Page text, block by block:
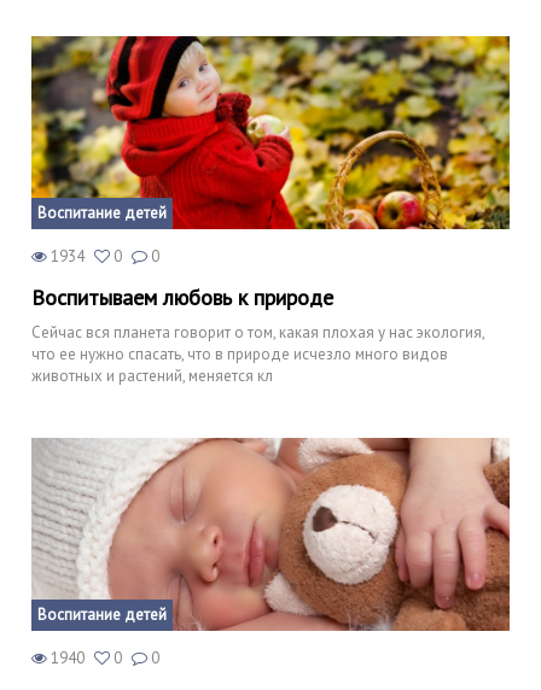
Воспитание детей
1934 0 0
Воспитываем любовь к природе
Сейчас вся планета говорит о том, какая плохая у нас экология,
что ее нужно спасать, что в природе исчезло много видов
животных и растений, меняется кл
Воспитание детей
1940 0 0